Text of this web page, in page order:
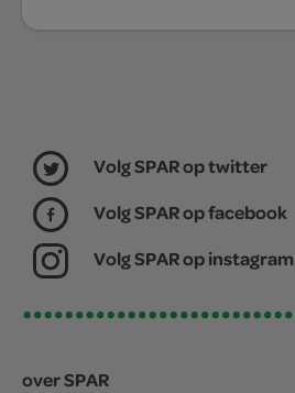
Volg SPAR op twitter
Volg SPAR op facebook
Volg SPAR op instagram
over SPAR